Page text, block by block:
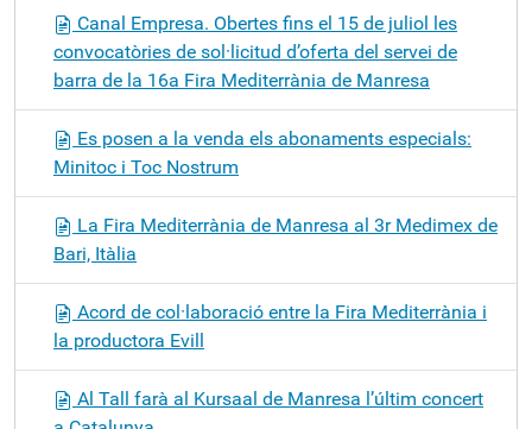
Canal Empresa. Obertes fins el 15 de juliol les
convocatòries de sol·licitud d’oferta del servei de
barra de la 16a Fira Mediterrània de Manresa
Es posen a la venda els abonaments especials:
Minitoc i Toc Nostrum
La Fira Mediterrània de Manresa al 3r Medimex de
Bari, Itàlia
Acord de col·laboració entre la Fira Mediterrània i
la productora Evill
Al Tall farà al Kursaal de Manresa l’últim concert